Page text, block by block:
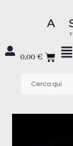
0,00€